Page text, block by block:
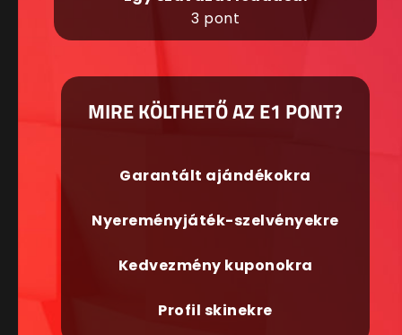
3 pont
MIRE KÖLTHETŐ AZ E1 PONT?
Garantált ajándékokra
Nyereményjáték-szelvényekre
Kedvezmény kuponokra
Profil skinekre